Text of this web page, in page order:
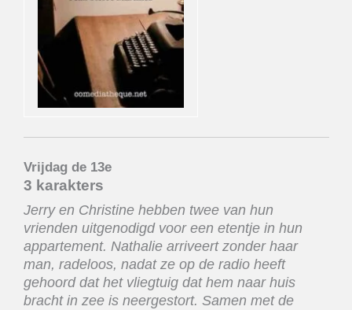
Vrijdag de 13e
3 karakters
Jerry en Christine hebben twee van hun
vrienden uitgenodigd voor een etentje in hun
appartement. Nathalie arriveert zonder haar
man, radeloos, nadat ze op de radio heeft
gehoord dat het vliegtuig dat hem naar huis
bracht in zee is neergestort. Samen met de